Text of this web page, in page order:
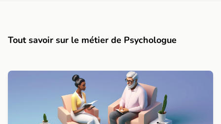
Tout savoir sur le métier de Psychologue